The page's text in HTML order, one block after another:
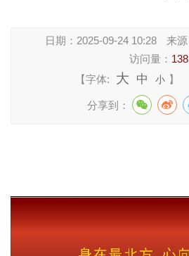
日期： 2025-09-24 10:28 来
访问量： 138
【字体:
大 中 小 】
分享到：